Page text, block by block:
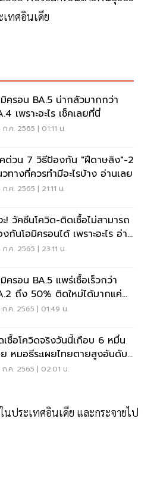
เทศอินเดีย
ครอน BA.5 น่ากลัวมากกว่า
เพราะอะไร เช็คเลยที่นี่
ก.ค. 2565 | 01:11 น.
คด่วน 7 วิธีป้องกัน "ฝีดาษลิง"-2
ทางที่ควรทำมีอะไรบ้าง อ่านเลย
ก.ค. 2565 | 21:11 น.
! วัคซีนโควิด-ติดเชื้อไม่สามารถ
กันโอมิครอนได้ เพราะอะไร อ่าน
ก.ค. 2565 | 23:11 น.
ครอน BA.5 แพร่เชื้อเร็วกว่า
ถึง 50% ติดใหม่ได้มากแค่
อ่านเลย
ก.ค. 2565 | 01:49 น.
เชื้อโควิดจริงวันนี้เกือบ 6 หมื่น
ย หมอธีระเผยไทยตายสูงอันดับ
อเชีย
ก.ค. 2565 | 02:01 น.
ประเทศอินเดีย และกระจายไป